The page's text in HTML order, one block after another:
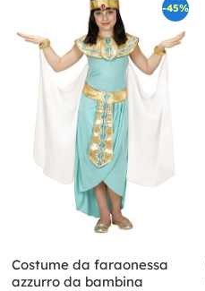
-45%
Costume da faraonessa
azzurro da bambina